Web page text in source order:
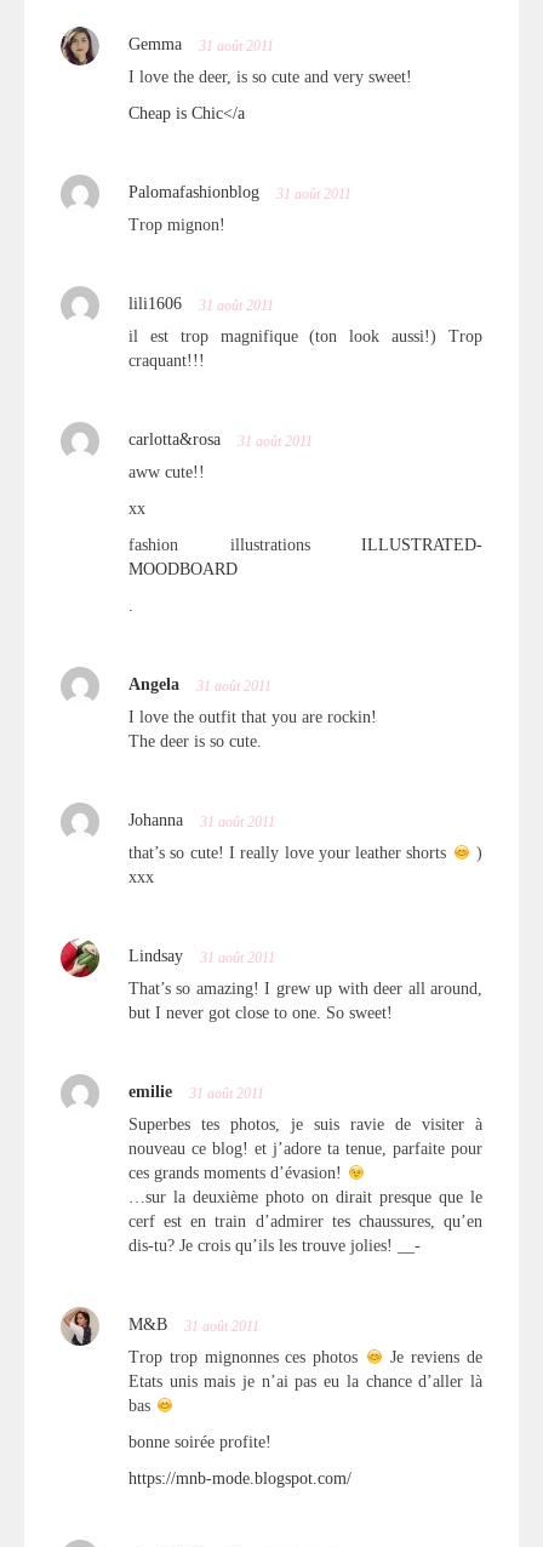
Gemma 31 août 2011
I love the deer, is so cute and very sweet!
Cheap is Chic</a
Palomafashionblog 31 août 2011
Trop mignon!
lili1606 31 août 2011
il est trop magnifique (ton look aussi!) Trop
craquant!!!
carlotta&rosa 31 août 2011
aww cute!!
xx
fashion illustrations ILLUSTRATED-
MOODBOARD
.
Angela 31 août 2011
I love the outfit that you are rockin!
The deer is so cute.
Johanna 31 août 2011
that’s so cute! I really love your leather shorts
)
xxx
Lindsay 31 août 2011
That’s so amazing! I grew up with deer all around,
but I never got close to one. So sweet!
emilie 31 août 2011
Superbes tes photos, je suis ravie de visiter à
nouveau ce blog! et j’adore ta tenue, parfaite pour
ces grands moments d’évasion!
…sur la deuxième photo on dirait presque que le
cerf est en train d’admirer tes chaussures, qu’en
dis-tu? Je crois qu’ils les trouve jolies! __-
M&B 31 août 2011
Trop trop mignonnes ces photos
Je reviens de
Etats unis mais je n’ai pas eu la chance d’aller là
bas
bonne soirée profite!
https://mnb-mode.blogspot.com/